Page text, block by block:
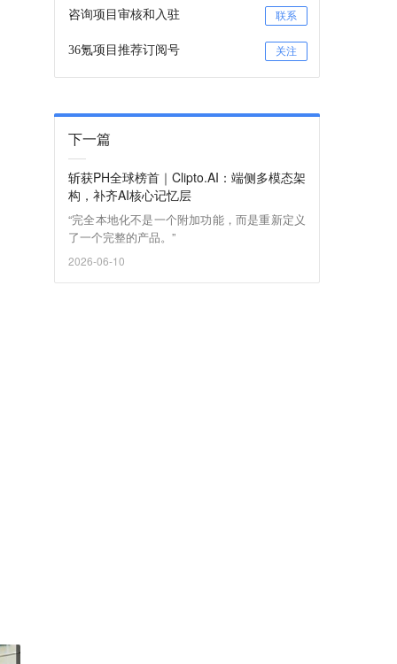
咨询项目审核和入驻 联系
36氪项目推荐订阅号 关注
下一篇
斩获PH全球榜首｜Clipto.AI：端侧多模态架
构，补齐AI核心记忆层
“完全本地化不是一个附加功能，而是重新定义
了一个完整的产品。”
2026-06-10